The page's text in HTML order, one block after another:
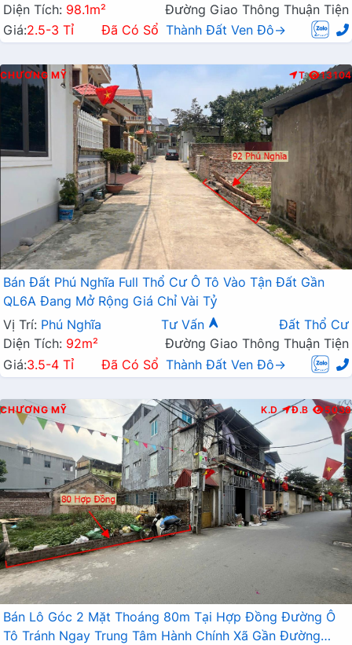
Diện Tích: 98.1m²
Đường Giao Thông Thuận Tiện
Giá:2.5-3 Tỉ Đã Có Sổ Thành Đất Ven Đô→
CHƯƠNG MỸ T 13104
Bán Đất Phú Nghĩa Full Thổ Cư Ô Tô Vào Tận Đất Gần
QL6A Đang Mở Rộng Giá Chỉ Vài Tỷ
Vị Trí: Phú Nghĩa Tư Vấn
Đất Thổ Cư
Diện Tích: 92m²
Đường Giao Thông Thuận Tiện
Giá:3.5-4 Tỉ Đã Có Sổ Thành Đất Ven Đô→
CHƯƠNG MỸ K.D Đ.B 5038
Bán Lô Góc 2 Mặt Thoáng 80m Tại Hợp Đồng Đường Ô
Tô Tránh Ngay Trung Tâm Hành Chính Xã Gần Đường